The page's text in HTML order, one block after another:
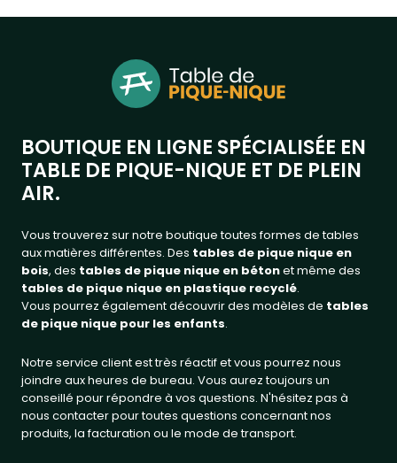
BOUTIQUE EN LIGNE SPÉCIALISÉE EN
TABLE DE PIQUE-NIQUE ET DE PLEIN
AIR.
Vous trouverez sur notre boutique toutes formes de tables
aux matières différentes. Des tables de pique nique en
bois, des tables de pique nique en bétonet même des
tables de pique nique en plastique recyclé.
Vous pourrez également découvrir des modèles de tables
de pique nique pour les enfants.
Notre service client est très réactif et vous pourrez nous
joindre aux heures de bureau. Vous aurez toujours un
conseillé pour répondre à vos questions. N'hésitez pas à
nous contacter pour toutes questions concernant nos
produits, la facturation ou le mode de transport.